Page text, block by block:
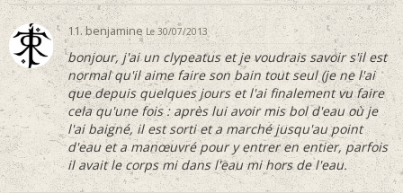
11. benjamine Le 30/07/2013
bonjour, j'ai un clypeatus et je voudrais savoir s'il est
normal qu'il aime faire son bain tout seul (je ne l'ai
que depuis quelques jours et l'ai finalement vu faire
cela qu'une fois : après lui avoir mis bol d'eau où je
l'ai baigné, il est sorti et a marché jusqu'au point
d'eau et a manœuvré pour y entrer en entier, parfois
il avait le corps mi dans l'eau mi hors de l'eau.